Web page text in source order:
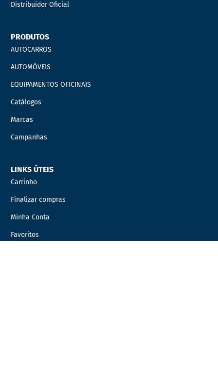
Distribuidor Oficial
PRODUTOS
AUTOCARROS
AUTOMÓVEIS
EQUIPAMENTOS OFICINAIS
Catálogos
Marcas
Campanhas
LINKS ÚTEIS
Carrinho
Finalizar compras
Minha Conta
Favoritos